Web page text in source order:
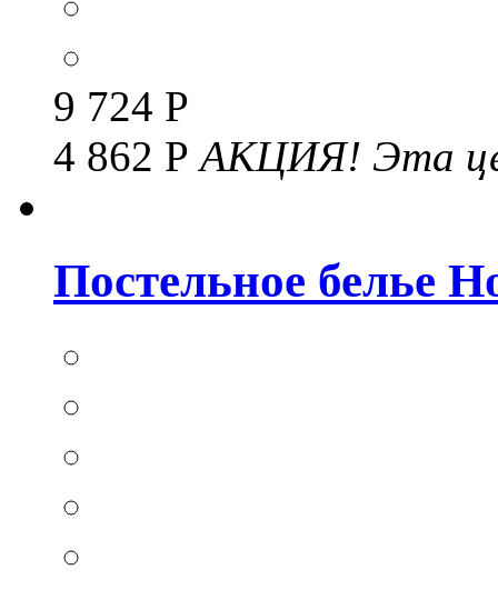
9 724 Р
4 862 РАКЦИЯ! Эта
Постельное белье